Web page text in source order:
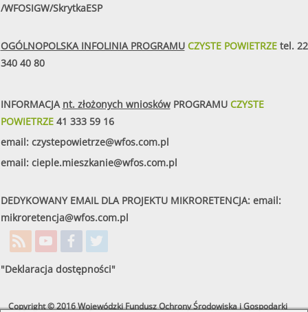
/WFOSIGW/SkrytkaESP
OGÓLNOPOLSKA INFOLINIA PROGRAMUCZYSTE POWIETRZEtel. 22
340 40 80
INFORMACJA nt. złożonych wnioskówPROGRAMU CZYSTE
POWIETRZE41 333 59 16
email: czystepowietrze@wfos.com.pl
email: cieple.mieszkanie@wfos.com.pl
DEDYKOWANY EMAIL DLA PROJEKTU MIKRORETENCJA: email:
mikroretencja@wfos.com.pl
"Deklaracja dostępności"
Copyright © 2016 Wojewódzki Fundusz Ochrony Środowiska i Gospodarki